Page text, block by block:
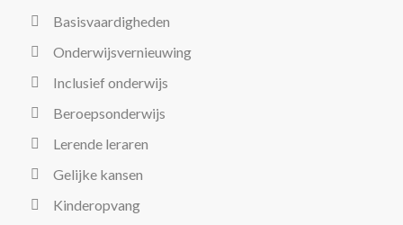
Basisvaardigheden
Onderwijsvernieuwing
Inclusief onderwijs
Beroepsonderwijs
Lerende leraren
Gelijke kansen
Kinderopvang